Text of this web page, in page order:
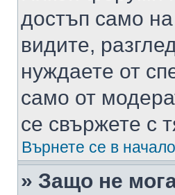
достъп само
видите,
нуждаете от
само от
се свържете с
Върнете се в
» Защо не